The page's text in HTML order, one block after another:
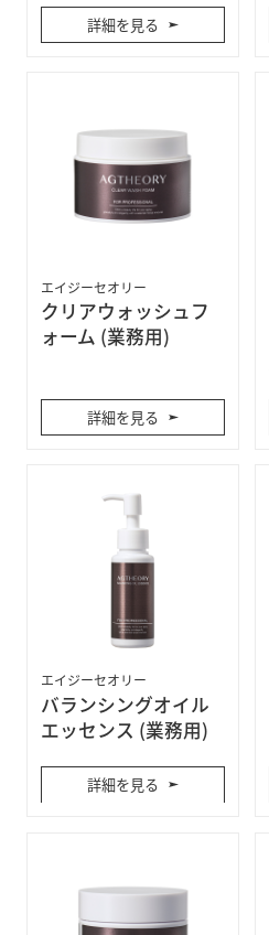
詳細を見る
エイジーセオリー
クリアウォッシュフ
ォーム (業務用)
詳細を見る
エイジーセオリー
バランシングオイル
エッセンス (業務用)
詳細を見る